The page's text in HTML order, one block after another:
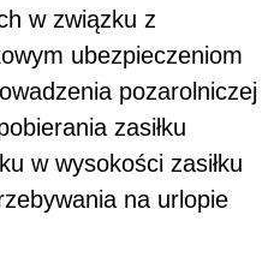
w związku z
ubezpieczeniom
pozarolniczej
zasiłku
w wysokości zasiłku
na urlopie